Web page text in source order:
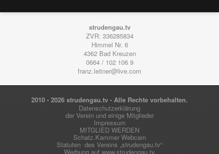
strudengau.tv
ZVR: 336285834
Himmel Nr. 6
4362 Bad Kreuzen
0664 / 102 106 9
franz.leitner@live.com
2010 - 2026 strudengau.tv - Alle Rechte vorbehalten.
Datenschutzerklärung
der Verein und einige Mitglieder
Impressum
MITGLIED WERDEN
Schatz.Kammer Webcam
Statuten des Vereins „strudengau.tv“
Werbung auf www.strudengau.tv